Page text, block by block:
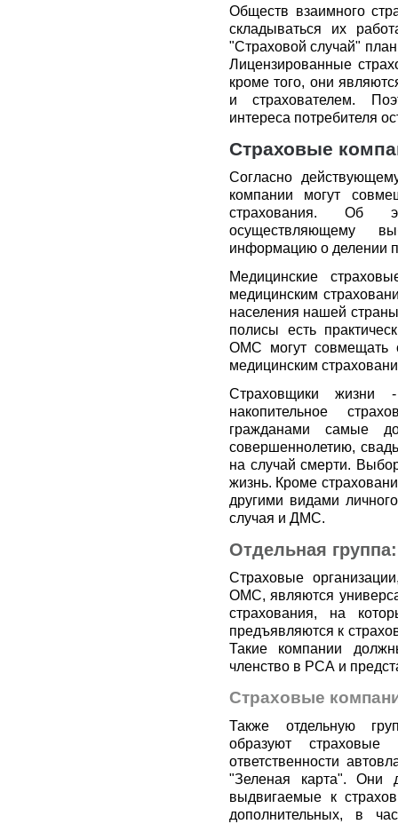
Обществ взаимного
складываться их
"Страховой случай"
Лицензированные
кроме того, они
и страхователем.
интереса потребителя
Страховые
Согласно
компании могут
страхования. Об
осуществляющему
информацию о делении
Медицинские
медицинским
населения нашей
полисы есть
ОМС могут совмещать
медицинским
Страховщики жизни
накопительное
гражданами самые
совершеннолетию,
на случай смерти.
жизнь. Кроме
другими видами
случая и ДМС.
Отдельная
Страховые
ОМС, являются
страхования, на
предъявляются к
Такие компании
членство в РСА и
Страховые
Также отдельную
образуют страховые
ответственности
"Зеленая карта". Они
выдвигаемые к
дополнительных, в